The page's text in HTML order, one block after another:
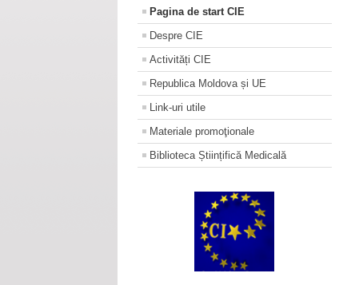
Pagina de start CIE
Despre CIE
Activități CIE
Republica Moldova și UE
Link-uri utile
Materiale promoţionale
Biblioteca Științifică Medicală